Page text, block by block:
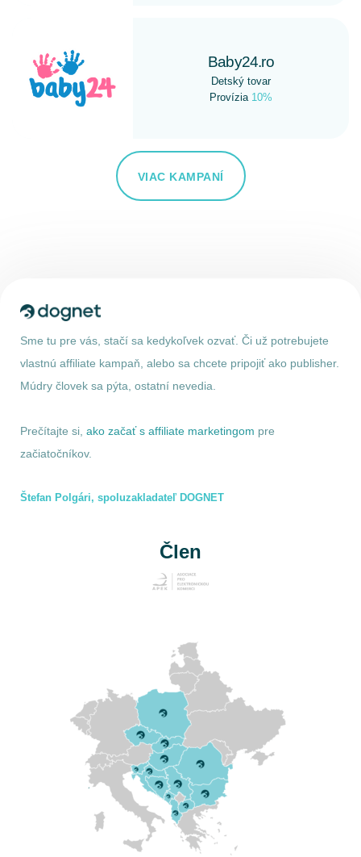
Baby24.ro
Detský tovar
Provízia 10%
VIAC KAMPANÍ
Sme tu pre vás, stačí sa kedykoľvek ozvať. Či už potrebujete
vlastnú affiliate kampaň, alebo sa chcete pripojiť ako publisher.
Múdry človek sa pýta, ostatní nevedia.
Prečítajte si, ako začať s affiliate marketingom pre
začiatočníkov.
Štefan Polgári, spoluzakladateľ DOGNET
Člen